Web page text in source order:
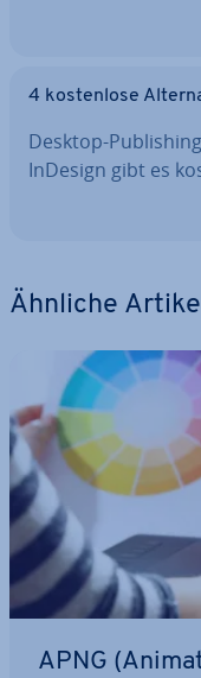
4 kos­ten­lo­se
Desktop-
InDesign gibt es
Ähnliche
APNG